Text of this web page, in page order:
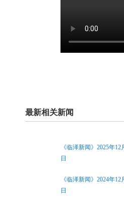
最新相关新闻
《临泽新闻》2025年12
日
《临泽新闻》2024年12
日